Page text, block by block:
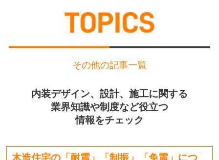
その他の記事一覧
内装デザイン、設計、施工に関する
業界知識や制度など役立つ
情報をチェック
木造住宅の「耐震」「制振」「免震」につ